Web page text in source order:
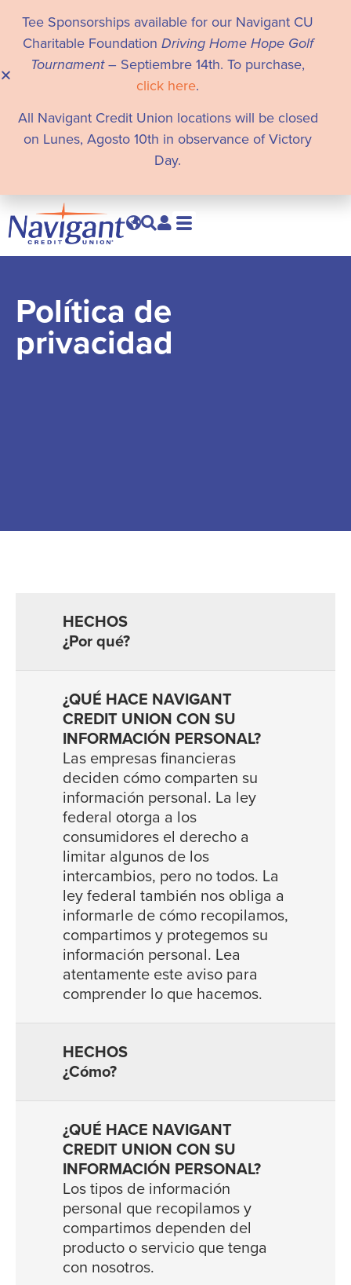
Tee Sponsorships available for our Navigant CU
Charitable Foundation Driving Home Hope Golf
Tournament– Septiembre 14th. To purchase,
click here.
All Navigant Credit Union locations will be closed
on Lunes, Agosto 10th in observance of Victory
Day.
Política de
privacidad
¿Por qué?
Las empresas financieras
deciden cómo comparten su
información personal. La ley
federal otorga a los
consumidores el derecho a
limitar algunos de los
intercambios, pero no todos. La
ley federal también nos obliga a
informarle de cómo recopilamos,
compartimos y protegemos su
información personal. Lea
atentamente este aviso para
comprender lo que hacemos.
¿Cómo?
Los tipos de información
personal que recopilamos y
compartimos dependen del
producto o servicio que tenga
con nosotros.